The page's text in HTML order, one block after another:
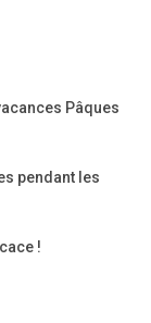
Pâques
pendant les
!